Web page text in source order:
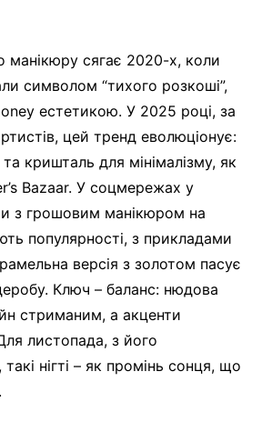
манікюру сягає 2020-х, коли
символом “тихого розкоші”,
естетикою. У 2025 році, за
цей тренд еволюціонує:
кришталь для мінімалізму, як
Bazaar. У соцмережах у
з грошовим манікюром на
популярності, з прикладами
версія з золотом пасує
Ключ – баланс: нюдова
стриманим, а акценти
листопада, з його
нігті – як промінь сонця, що